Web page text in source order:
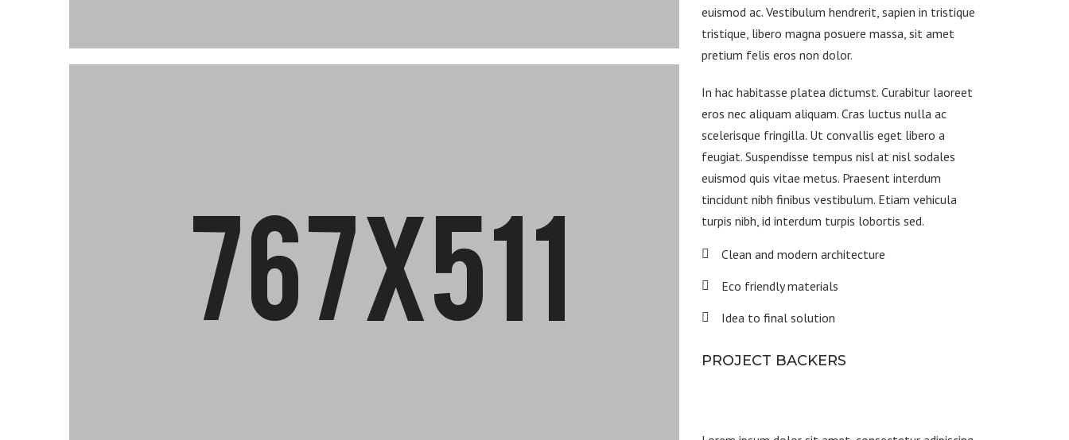
euismod ac. Vestibulum hendrerit, sapien in tristique
tristique, libero magna posuere massa, sit amet
pretium felis eros non dolor.
In hac habitasse platea dictumst. Curabitur laoreet
eros nec aliquam aliquam. Cras luctus nulla ac
scelerisque fringilla. Ut convallis eget libero a
feugiat. Suspendisse tempus nisl at nisl sodales
euismod quis vitae metus. Praesent interdum
tincidunt nibh finibus vestibulum. Etiam vehicula
turpis nibh, id interdum turpis lobortis sed.
Clean and modern architecture
Eco friendly materials
Idea to final solution
PROJECT BACKERS